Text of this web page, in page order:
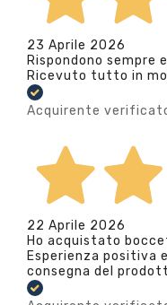
23 Aprile 2026
Rispondono sempre
Ricevuto tutto in
Acquirente
22 Aprile 2026
Ho acquistato
Esperienza positiva
consegna del